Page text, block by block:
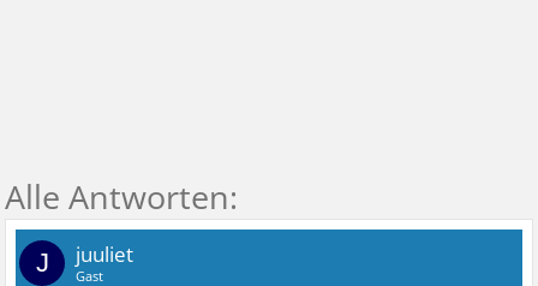
J juuliet
Gast